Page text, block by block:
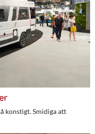
konstigt. Smidiga att